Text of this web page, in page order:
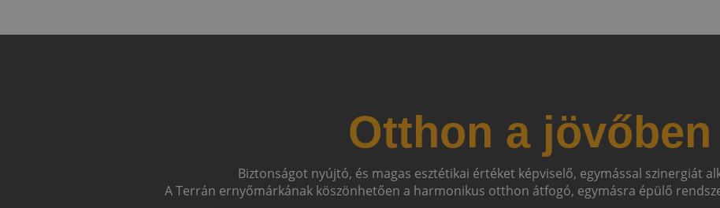
Otthon a jövőben
Biztonságot nyújtó, és magas esztétikai értéket képviselő, egymással szinergiát
A Terrán ernyőmárkának köszönhetően a harmonikus otthon átfogó, egymásra épülő